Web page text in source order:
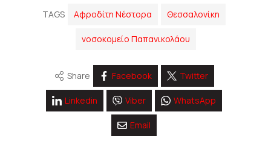
TAGS Αφροδίτη Νέστορα Θεσσαλονίκη
νοσοκομείο Παπανικολάου
Share Facebook Twitter
Linkedin Viber WhatsApp
Email